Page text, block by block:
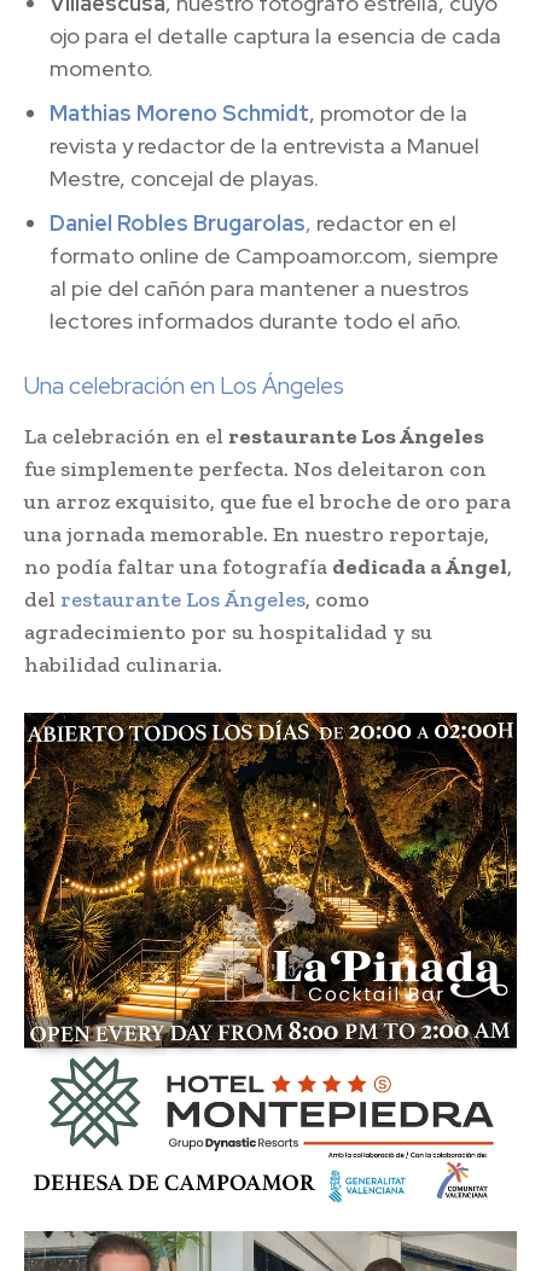
ojo para el detalle captura la esencia de cada
momento.
Mathias Moreno Schmidt, promotor de la
revista y redactor de la entrevista a Manuel
Mestre, concejal de playas.
Daniel Robles Brugarolas, redactor en el
formato online de Campoamor.com, siempre
al pie del cañón para mantener a nuestros
lectores informados durante todo el año.
Una celebración en Los Ángeles
La celebración en el restaurante Los Ángeles
fue simplemente perfecta. Nos deleitaron con
un arroz exquisito, que fue el broche de oro para
una jornada memorable. En nuestro reportaje,
no podía faltar una fotografía dedicada a Ángel,
del restaurante Los Ángeles, como
agradecimiento por su hospitalidad y su
habilidad culinaria.